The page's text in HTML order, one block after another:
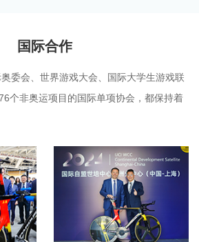
国际合作
委会、世界游戏大会、国际大学生游戏联
个非奥运项目的国际单项协会，都保持着